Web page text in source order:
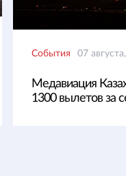
События 07
Медавиация
1300 вылетов за